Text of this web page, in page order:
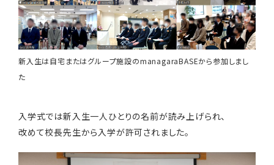
新入生は自宅またはグループ施設のmanagaraBASEから参加しまし
た
入学式では新入生一人ひとりの名前が読み上げられ、
改めて校長先生から入学が許可されました。